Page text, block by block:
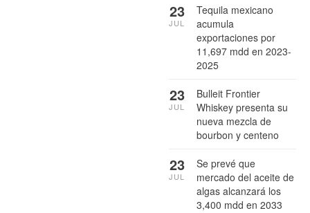
Tequila mexicano
acumula
exportaciones por
11,697 mdd en 2023-
2025
23
JUL
Bulleit Frontier
Whiskey presenta su
nueva mezcla de
bourbon y centeno
23
JUL
Se prevé que
mercado del aceite de
algas alcanzará los
3,400 mdd en 2033
23
JUL